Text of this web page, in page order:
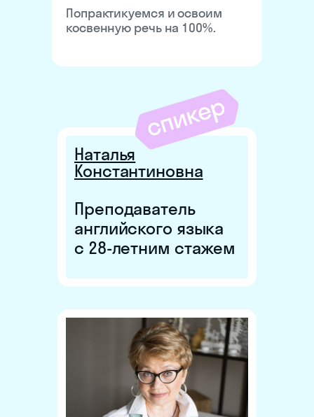
Попрактикуемся и освоим
косвенную речь на 100%.
Наталья
Константиновна
Преподаватель
английского языка
с 28-летним стажем